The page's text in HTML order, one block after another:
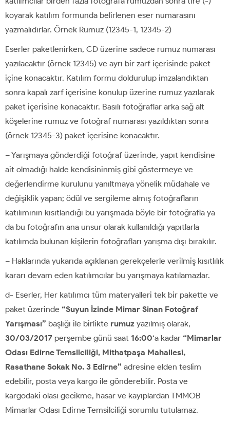
koyarak katılım formunda belirlenen eser numarasını
yazmalıdırlar. Örnek Rumuz (12345-1, 12345-2)
Eserler paketlenirken, CD üzerine sadece rumuz numarası
yazılacaktır (örnek 12345) ve ayrı bir zarf içerisinde paket
içine konacaktır. Katılım formu doldurulup imzalandıktan
sonra kapalı zarf içerisine konulup üzerine rumuz yazılarak
paket içerisine konacaktır. Basılı fotoğraflar arka sağ alt
köşelerine rumuz ve fotoğraf numarası yazıldıktan sonra
(örnek 12345-3) paket içerisine konacaktır.
– Yarışmaya gönderdiği fotoğraf üzerinde, yapıt kendisine
ait olmadığı halde kendisininmiş gibi göstermeye ve
değerlendirme kurulunu yanıltmaya yönelik müdahale ve
değişiklik yapan; ödül ve sergileme almış fotoğrafların
katılımının kısıtlandığı bu yarışmada böyle bir fotoğrafla ya
da bu fotoğrafın ana unsur olarak kullanıldığı yapıtlarla
katılımda bulunan kişilerin fotoğrafları yarışma dışı bırakılır.
– Haklarında yukarıda açıklanan gerekçelerle verilmiş kısıtlılık
kararı devam eden katılımcılar bu yarışmaya katılamazlar.
d- Eserler, Her katılımcı tüm materyalleri tek bir pakette ve
paket üzerinde “Suyun İzinde Mimar Sinan Fotoğraf
Yarışması” başlığı ile birlikte rumuz yazılmış olarak,
30/03/2017 perşembe günü saat 16:00‘a kadar “Mimarlar
Odası Edirne Temsilciliği, Mithatpaşa Mahallesi,
Rasathane Sokak No. 3 Edirne” adresine elden teslim
edebilir, posta veya kargo ile gönderebilir. Posta ve
kargodaki olası gecikme, hasar ve kayıplardan TMMOB
Mimarlar Odası Edirne Temsilciliği sorumlu tutulamaz.